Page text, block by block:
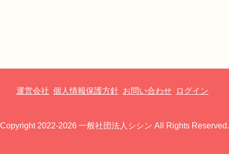
運営会社 個人情報保護方針 お問い合わせ ログイン
Copyright 2022-2026 一般社団法人シシン All Rights Reserved.